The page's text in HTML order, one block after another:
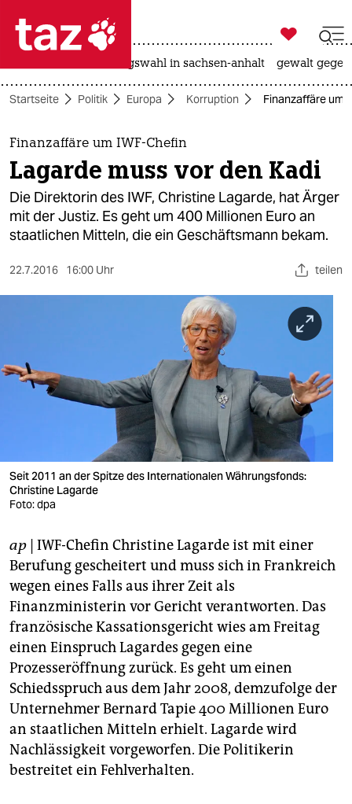
 taz zahl ich
taz zahl ich
themen
politik
öko
nord
verlag
verlag
shop
fragen & hilfe
unterstützen
abo
genossenschaft
epaper login

taz zahl ich
landtagswahl in sachsen-anhalt gewalt
Startseite Politik Europa Korruption Finanzaffäre um
Finanzaffäre um IWF-Chefin
Lagarde muss vor den Kadi
Die Direktorin des IWF, Christine Lagarde, hat Ärger
mit der Justiz. Es geht um 400 Millionen Euro an
staatlichen Mitteln, die ein Geschäftsmann bekam.
22.7.2016 16:00 Uhr teilen
Seit 2011 an der Spitze des Internationalen Währungsfonds:
Christine Lagarde
Foto: dpa
ap | IWF-Chefin Christine Lagarde ist mit einer
Berufung gescheitert und muss sich in Frankreich
wegen eines Falls aus ihrer Zeit als
Finanzministerin vor Gericht verantworten. Das
französische Kassationsgericht wies am Freitag
einen Einspruch Lagardes gegen eine
Prozesseröffnung zurück. Es geht um einen
Schiedsspruch aus dem Jahr 2008, demzufolge der
Unternehmer Bernard Tapie 400 Millionen Euro
an staatlichen Mitteln erhielt. Lagarde wird
Nachlässigkeit vorgeworfen. Die Politikerin
bestreitet ein Fehlverhalten.